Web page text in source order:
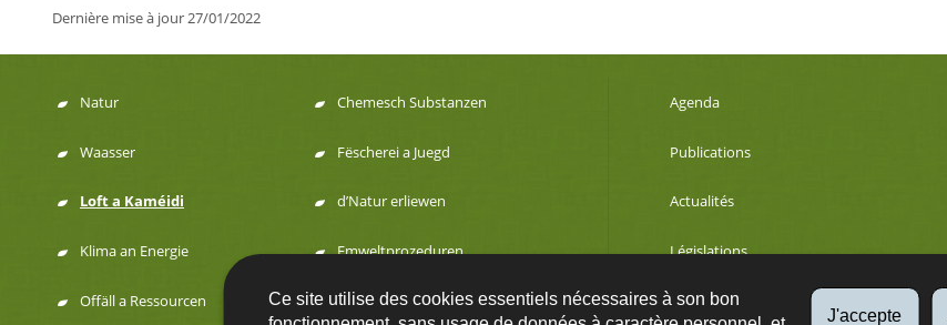
Ce site utilise des cookies essentiels nécessaires à son bon
J'accepte
Dernière mise à jour27/01/2022
Menu
de
navigation
Natur
Waasser
Loft a Kaméidi
Klima an Energie
Offäll a Ressourcen
Chemesch Substanzen
Fëscherei a Juegd
d’Natur erliewen
Emweltprozeduren
Agenda
Publications
Actualités
Législations
Développement durable